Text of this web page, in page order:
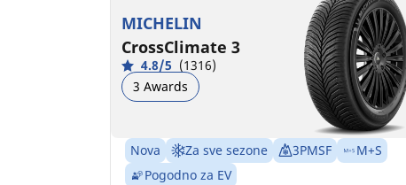
MICHELIN
CrossClimate 3
4.8/5 (1316)
3 Awards
Nova Za sve sezone 3PMSF
M+S
Pogodno za EV